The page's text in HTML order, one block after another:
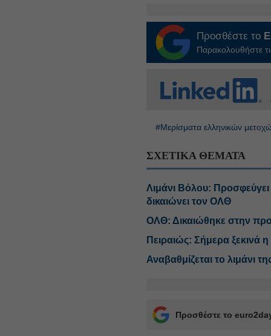
Προσθέστε το
Παρακολουθήστε
#Μερίσματα ελληνικών
ΣΧΕΤΙΚΑ ΘΕΜΑΤΑ
Λιμάνι Βόλου:
δικαιώνει τον ΟΛΘ
ΟΛΘ: Δικαιώθηκε στην
Πειραιώς: Σήμερα ξεκινά
Αναβαθμίζεται το λιμάνι
Προσθέστε το